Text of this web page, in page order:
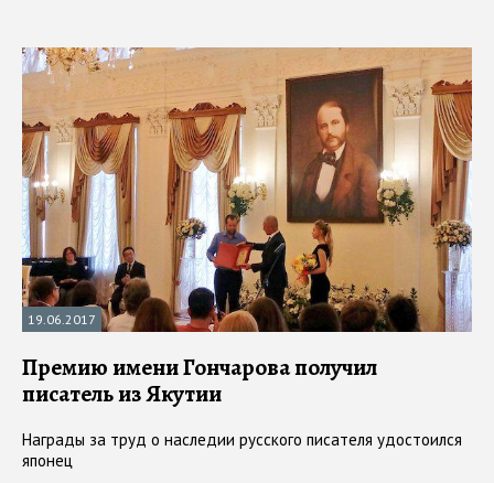
19.06.2017
Премию имени Гончарова получил
писатель из Якутии
Награды за труд о наследии русского писателя удостоился
японец